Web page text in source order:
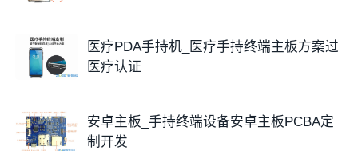
医疗PDA手持机_医疗手持终端主板方案过
医疗认证
安卓主板_手持终端设备安卓主板PCBA定
制开发